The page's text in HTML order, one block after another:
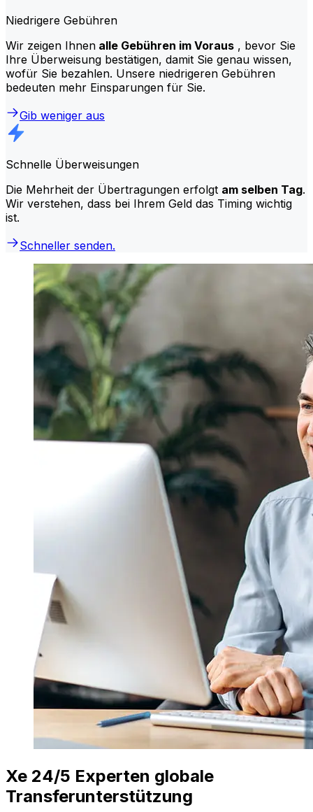
Niedrigere Gebühren
Wir zeigen Ihnen alle Gebühren im Voraus , bevor Sie
Ihre Überweisung bestätigen, damit Sie genau wissen,
wofür Sie bezahlen. Unsere niedrigeren Gebühren
bedeuten mehr Einsparungen für Sie.
Gib weniger aus
Schnelle Überweisungen
Die Mehrheit der Übertragungen erfolgt am selben Tag.
Wir verstehen, dass bei Ihrem Geld das Timing wichtig
ist.
Schneller senden.
Xe 24/5 Experten globale
Transferunterstützung